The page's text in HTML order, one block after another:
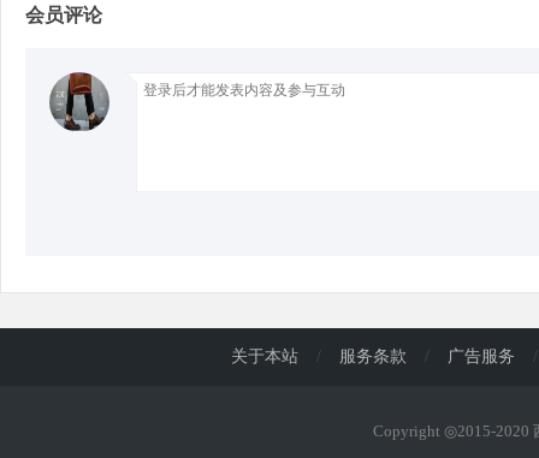
会员评论
关于本站 / 服务条款 / 广告服务 /
Copyright ◎2015-2020